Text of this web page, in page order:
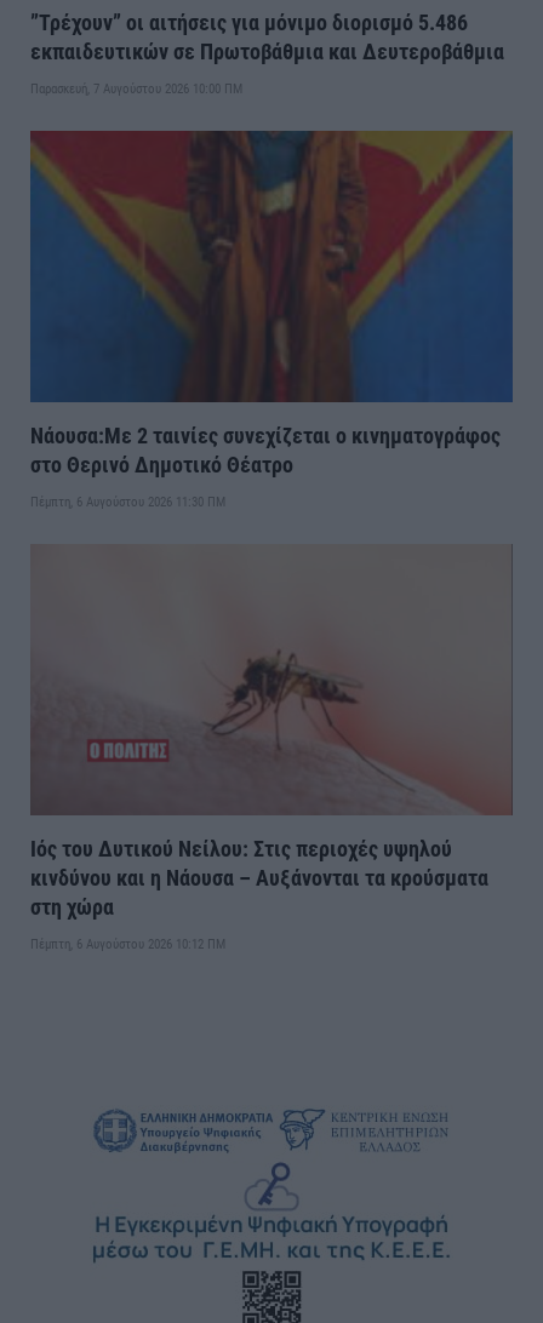
”Τρέχουν” οι αιτήσεις για μόνιμο διορισμό 5.486
εκπαιδευτικών σε Πρωτοβάθμια και Δευτεροβάθμια
Παρασκευή, 7 Αυγούστου 2026 10:00 ΠΜ
Νάουσα:Με 2 ταινίες συνεχίζεται ο κινηματογράφος
στο Θερινό Δημοτικό Θέατρο
Πέμπτη, 6 Αυγούστου 2026 11:30 ΠΜ
Ιός του Δυτικού Νείλου: Στις περιοχές υψηλού
κινδύνου και η Νάουσα – Αυξάνονται τα κρούσματα
στη χώρα
Πέμπτη, 6 Αυγούστου 2026 10:12 ΠΜ